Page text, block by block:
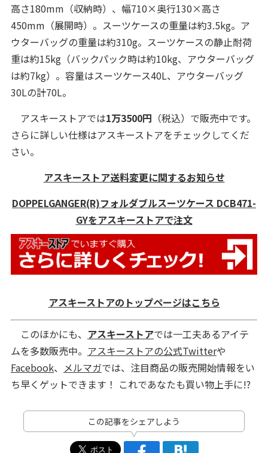
高さ180mm（収納時）、幅710×奥行130×高さ
450mm（展開時）。スーツケースの重量は約3.5kg。ア
ウターバッグの重量は約310g。スーツケースの静止耐荷
重は約15kg（バックパック時は約10kg、アウターバッグ
は約7kg）。容量はスーツケース40L、アウターバッグ
30Lの計70L。
アスキーストアでは1万3500円 （税込）で販売中です。
さらに詳しい仕様はアスキーストアをチェックしてくだ
さい。
アスキーストア送料変更に関するお知らせ
DOPPELGANGER(R)フォルダブルスーツケース DCB471-
GYをアスキーストアで注文
アスキーストアのトップページはこちら
このほかにも、 アスキーストアでは一工夫あるアイテ
ムを多数販売中。 アスキーストアの公式Twitterや
Facebook、 メルマガでは、注目商品の販売開始情報をい
ち早くゲットできます！ これであなたも買い物上手に!?
この記事をシェアしよう